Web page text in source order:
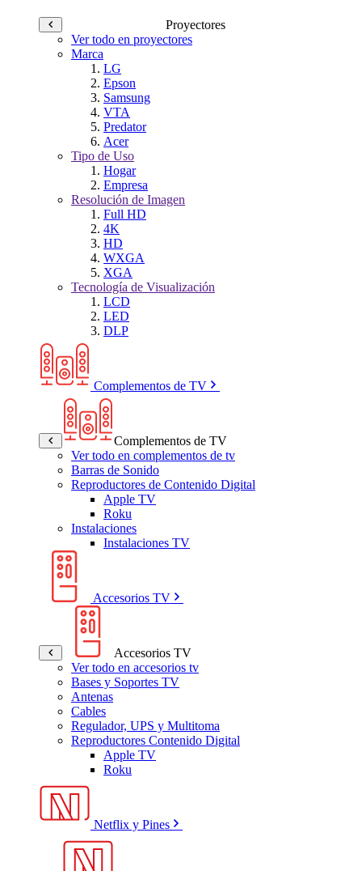
Proyectores
Ver todo en proyectores
Marca
LG
Epson
Samsung
VTA
Predator
Acer
Tipo de Uso
Hogar
Empresa
Resolución de Imagen
Full HD
4K
HD
WXGA
XGA
Tecnología de Visualización
LCD
LED
DLP
Complementos de TV
Complementos de TV
Ver todo en complementos de tv
Barras de Sonido
Reproductores de Contenido Digital
Apple TV
Roku
Instalaciones
Instalaciones TV
Accesorios TV
Accesorios TV
Ver todo en accesorios tv
Bases y Soportes TV
Antenas
Cables
Regulador, UPS y Multitoma
Reproductores Contenido Digital
Apple TV
Roku
Netflix y Pines